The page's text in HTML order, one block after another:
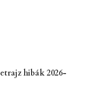
hibák 2026-